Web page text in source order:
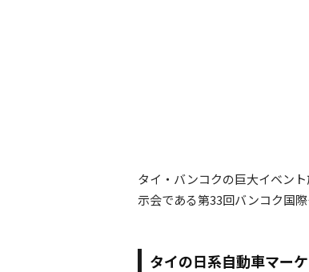
タイ・バンコクの巨大イベン
示会である第33回バンコク国
タイの日系自動車マー